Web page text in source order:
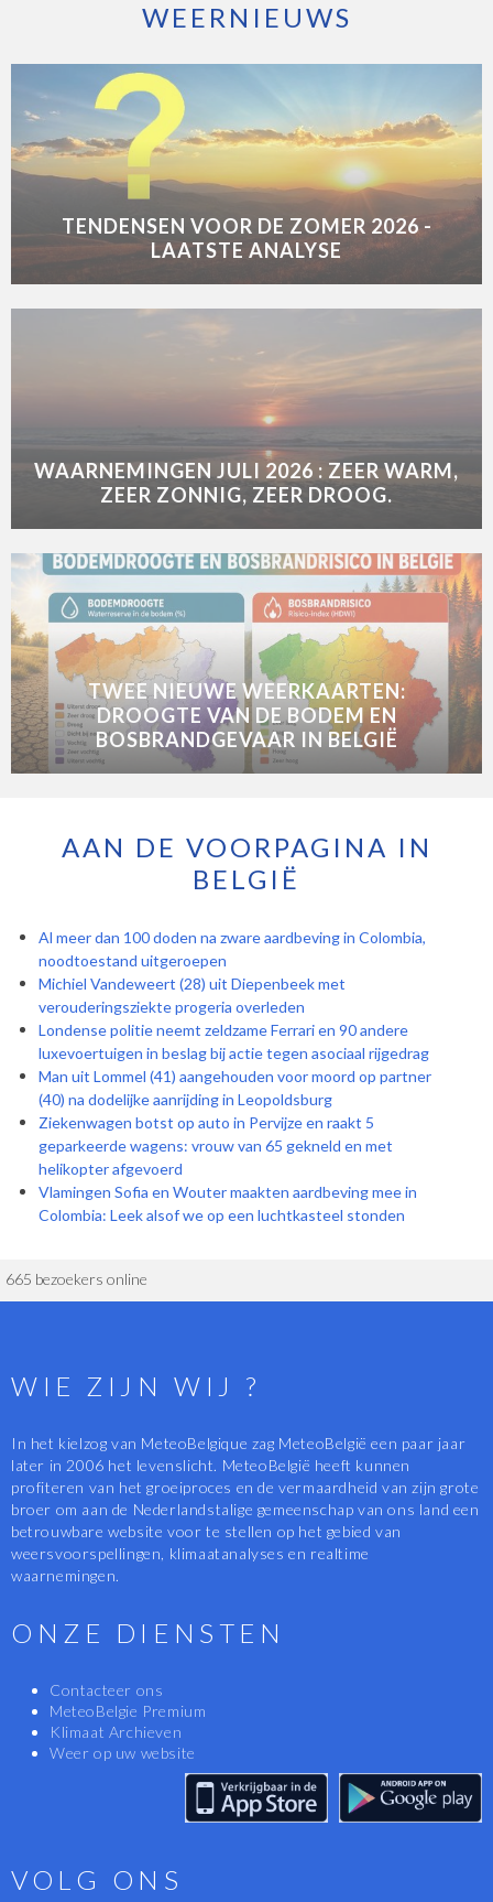
WEERNIEUWS
TENDENSEN VOOR DE ZOMER 2026 -
LAATSTE ANALYSE
WAARNEMINGEN JULI 2026 : ZEER WARM,
ZEER ZONNIG, ZEER DROOG.
TWEE NIEUWE WEERKAARTEN:
DROOGTE VAN DE BODEM EN
BOSBRANDGEVAAR IN BELGIË
AAN DE VOORPAGINA IN
BELGIË
Al meer dan 100 doden na zware aardbeving in Colombia,
noodtoestand uitgeroepen
Michiel Vandeweert (28) uit Diepenbeek met
verouderingsziekte progeria overleden
Londense politie neemt zeldzame Ferrari en 90 andere
luxevoertuigen in beslag bij actie tegen asociaal rijgedrag
Man uit Lommel (41) aangehouden voor moord op partner
(40) na dodelijke aanrijding in Leopoldsburg
Ziekenwagen botst op auto in Pervijze en raakt 5
geparkeerde wagens: vrouw van 65 gekneld en met
helikopter afgevoerd
Vlamingen Sofia en Wouter maakten aardbeving mee in
Colombia: Leek alsof we op een luchtkasteel stonden
665 bezoekers online
WIE ZIJN WIJ ?
In het kielzog van MeteoBelgique zag MeteoBelgië een paar jaar
later in 2006 het levenslicht. MeteoBelgië heeft kunnen
profiteren van het groeiproces en de vermaardheid van zijn grote
broer om aan de Nederlandstalige gemeenschap van ons land een
betrouwbare website voor te stellen op het gebied van
weersvoorspellingen, klimaatanalyses en realtime
waarnemingen.
ONZE DIENSTEN
Contacteer ons
MeteoBelgie Premium
Klimaat Archieven
Weer op uw website
VOLG ONS